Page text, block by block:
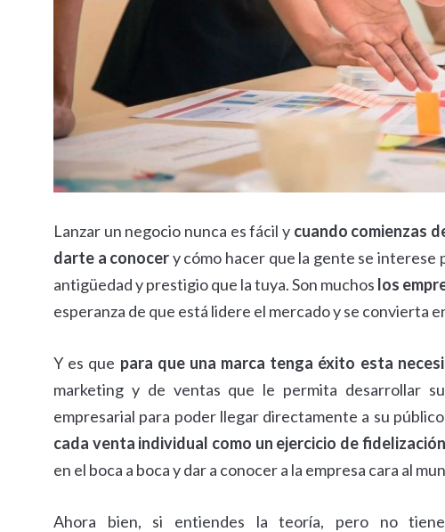
Lanzar un negocio nunca es fácil y cuando comienzas
darte a conocery cómo hacer que la gente se interese
antigüedad y prestigio que la tuya. Son muchos los
esperanza de que está lidere el mercado y se convierta
Y es que para que una marca tenga éxito esta
marketing y de ventas que le permita desarrollar
empresarial para poder llegar directamente a su
cada venta individual como un ejercicio de fidelización
en el boca a boca y dar a conocer a la empresa cara al
Ahora bien, si entiendes la teoría, pero no